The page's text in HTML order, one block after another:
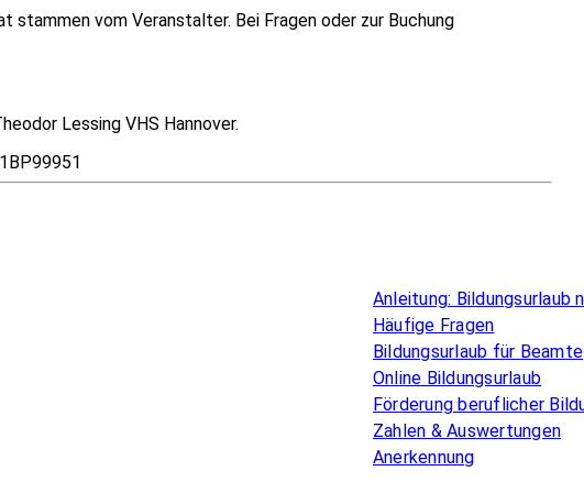
stammen vom Veranstalter. Bei Fragen oder zur Buchung
Lessing VHS Hannover.
Anleitung: Bildungsurlaub
Häufige Fragen
Bildungsurlaub für Beamte
Online Bildungsurlaub
Förderung beruflicher
Zahlen & Auswertungen
Anerkennung